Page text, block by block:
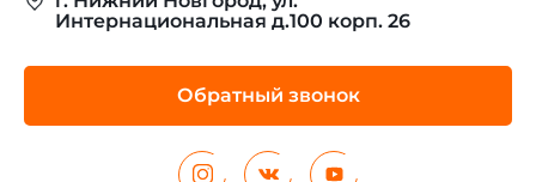
Интернациональная д.100 корп. 26
Обратный звонок